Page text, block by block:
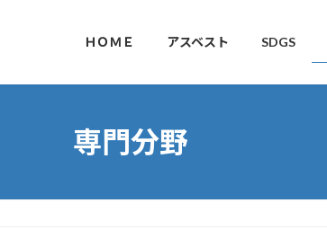
ＨＯＭＥ アスベスト SDGS
専門分野